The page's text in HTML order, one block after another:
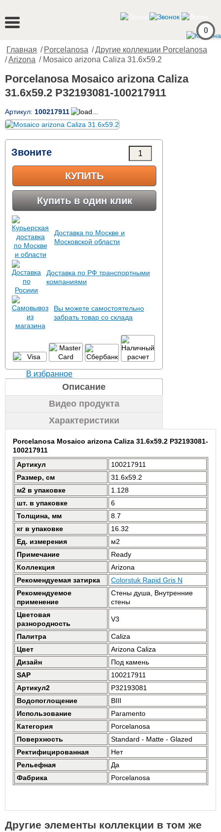
0
Главная / Porcelanosa /Другие коллекции Porcelanosa
/Arizona / Mosaico arizona Caliza 31.6x59.2
Porcelanosa Mosaico arizona Caliza
31.6x59.2 P32193081-100217911
Артикул: 100217911
Звоните
КУПИТЬ
Купить в один клик
Доставка по Москве и
Московской области
Доставка по РФ транспортными
компаниями
Вы можете самостоятельно
забрать товар со склада
В избранное
Описание
Видео продукта
Характеристики
Porcelanosa Mosaico arizona Caliza 31.6x59.2 P32193081-
100217911
Артикул
100217911
Размер, см
31.6x59.2
м2 в упаковке
1.128
шт. в упаковке
6
Толщина, мм
8.7
кг в упаковке
16.32
Ед. измерения
м2
Примечание
Ready
Коллекция
Arizona
Рекомендуемая затирка
Colorstuk Rapid Gris N
Рекомендуемое
применение
Стены душа, Внутренние
стены
Цветовая
разнородность
V3
Палитра
Caliza
Цвет
Arizona Caliza
Дизайн
Под камень
SAP
100217911
Артикул2
P32193081
Водопоглощение
BIII
Использование
Paramento
Категория
Porcelanosa
Поверхность
Standard - Matte - Glazed
Ректифицированная
Нет
Рельефная
Да
Фабрика
Porcelanosa
Другие элементы коллекции в том же